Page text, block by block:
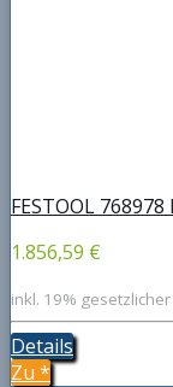
FESTOOL
1.856,59 €
inkl. 19% gesetzlicher
Details
Zu *